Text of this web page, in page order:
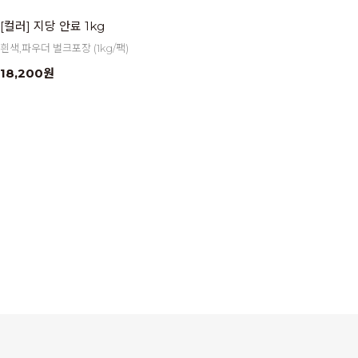
[컬러] 지당 안료 1kg
흰색,파우더 벌크포장 (1kg/팩)
18,200원